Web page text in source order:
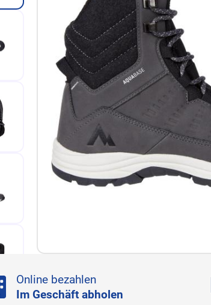
Online bezahlen
Im Geschäft abholen